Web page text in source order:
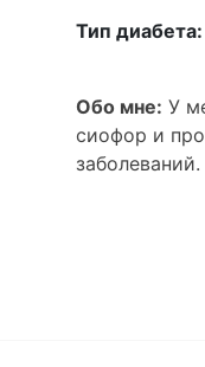
Тип диабета:
Обо мне: У
сиофор и
заболеваний.